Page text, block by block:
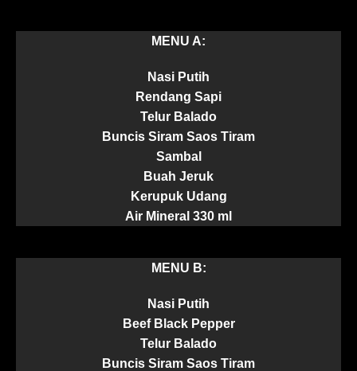
MENU A:
Nasi Putih
Rendang Sapi
Telur Balado
Buncis Siram Saos Tiram
Sambal
Buah Jeruk
Kerupuk Udang
Air Mineral 330 ml
MENU B:
Nasi Putih
Beef Black Pepper
Telur Balado
Buncis Siram Saos Tiram